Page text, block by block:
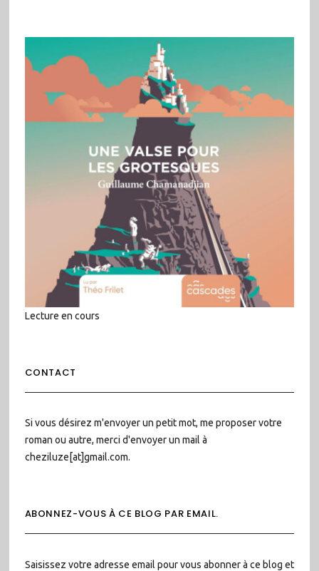
Lecture en cours
CONTACT
Si vous désirez m'envoyer un petit mot, me proposer votre
roman ou autre, merci d'envoyer un mail à
cheziluze[at]gmail.com.
ABONNEZ-VOUS À CE BLOG PAR EMAIL.
Saisissez votre adresse email pour vous abonner à ce blog et